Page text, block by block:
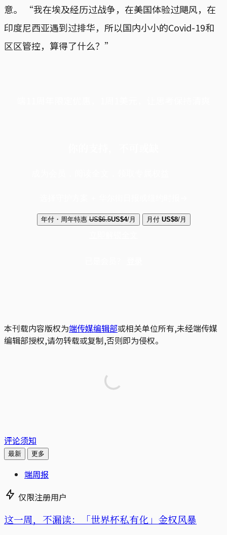
意。 “我在埃及经历过战争，在美国体验过飓风，在
印度尼西亚遇到过排华，所以国内小小的Covid-19和
区区管控，算得了什么？”
年付・周年特惠 US$6.5US$4/月 月付 US$8/月
本刊载内容版权为端传媒编辑部或相关单位所有,未经端传媒
编辑部授权,请勿转载或复制,否则即为侵权。
评论须知
最新 更多
端周报
仅限注册用户
这一周，不漏读：「世界杯私有化」金权风暴